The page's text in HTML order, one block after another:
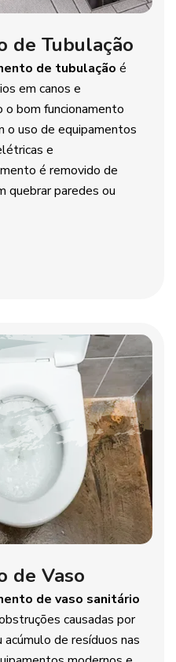
de Tubulação
de tubulação é
em canos e
o bom funcionamento
o uso de equipamentos
e
é removido de
quebrar paredes ou
de Vaso
de vaso sanitário
causadas por
de resíduos nas